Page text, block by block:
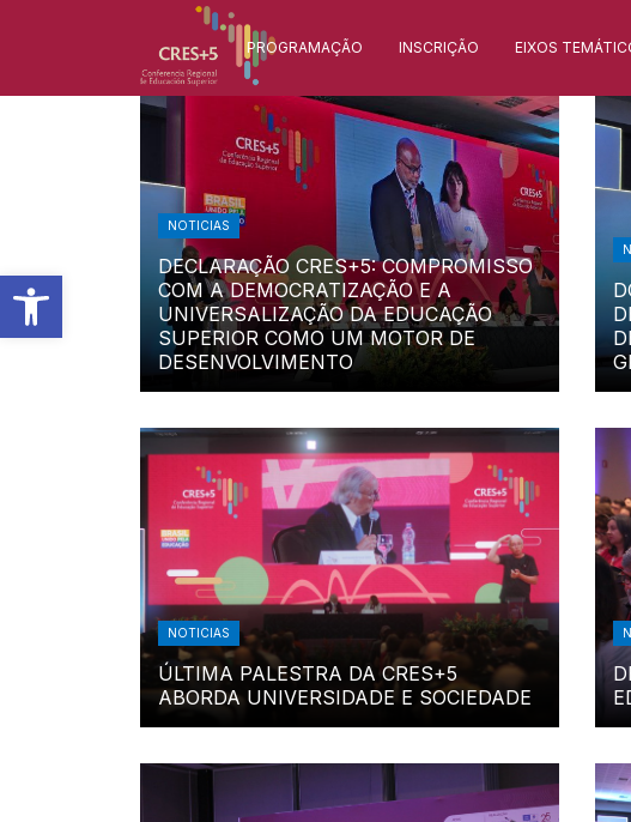
Barra de Ferramentas Aberta
PROGRAMAÇÃO INSCRIÇÃO EIXOS
NOTICIAS
NOTICIAS
DECLARAÇÃO CRES+5: COMPROMISSO
COM A DEMOCRATIZAÇÃO E A
UNIVERSALIZAÇÃO DA EDUCAÇÃO
SUPERIOR COMO UM MOTOR DE
DESENVOLVIMENTO
NOTICIAS
ÚLTIMA PALESTRA DA CRES+5
ABORDA UNIVERSIDADE E SOCIEDADE